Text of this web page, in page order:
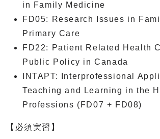
in Family Medicine
FD05: Research Issues in
Primary Care
FD22: Patient Related Health
Public Policy in Canada
INTAPT: Interprofessional
Teaching and Learning in the
Professions (FD07 + FD08)
【必須実習】